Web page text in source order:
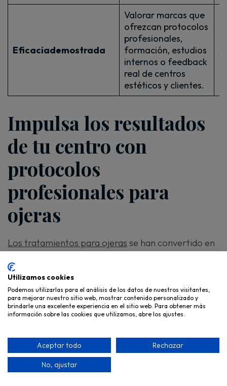
Eficaciademostrada
Valorar marcas que
ofrezcan protocolos
profesionales,
formación, estudios
internos o feedback
real de centros
estéticos y clientes.
y
Impulsa los resultados
de tu centro con
protocolos
profesionales para
ojeras
Los tratamientos para ojeras se han convertido en
que
buscan aumentar el ticket medio y la
fidelizaciónmediante protocolos eficaces y
personalizados.
activos naturales eficaces yformación
continuapara ayudar a los profesionales a crear
experiencias de cuidado completas y rentables.
Utilizamos cookies
Podemos utilizarlas para el análisis de los datos de nuestros visitantes,
para mejorar nuestro sitio web, mostrar contenido personalizado y
brindarle una excelente experiencia en el sitio web. Para obtener más
información sobre las cookies que utilizamos, abre los ajustes.
Aceptar todo Rechazar
No, ajustar